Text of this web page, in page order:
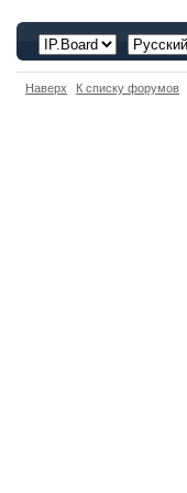
Наверх К списку форумов